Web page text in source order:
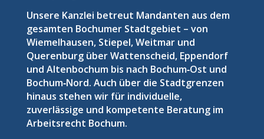
Unsere Kanzlei betreut Mandanten aus dem
gesamten Bochumer Stadtgebiet – von
Wiemelhausen, Stiepel, Weitmar und
Querenburg über Wattenscheid, Eppendorf
und Altenbochum bis nach Bochum‑Ost und
Bochum‑Nord. Auch über die Stadtgrenzen
hinaus stehen wir für individuelle,
zuverlässige und kompetente Beratung im
Arbeitsrecht Bochum.